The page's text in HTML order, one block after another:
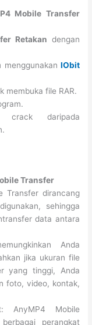
Mobile Transfer
Retakan dengan
menggunakan IObit
membuka file RAR.
daripada
Transfer
Transfer dirancang
sehingga
data antara
Anda
jika ukuran file
yang tinggi, Anda
foto, video, kontak,
AnyMP4 Mobile
perangkat